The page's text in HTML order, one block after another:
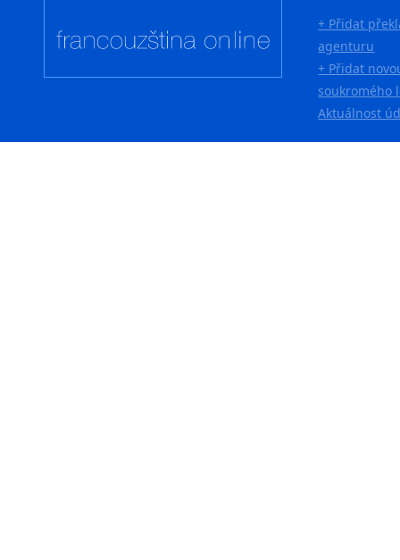
+ Přidat
agenturu
+ Přidat
soukromého
Aktuálnost